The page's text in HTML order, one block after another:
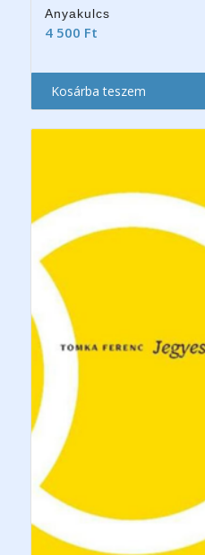
Anyakulcs
4 500 Ft
Kosárba teszem